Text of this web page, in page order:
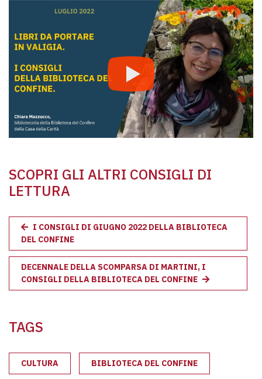
SCOPRI GLI ALTRI CONSIGLI DI
LETTURA
I CONSIGLI DI GIUGNO 2022 DELLA BIBLIOTECA
DEL CONFINE
DECENNALE DELLA SCOMPARSA DI MARTINI, I
CONSIGLI DELLA BIBLIOTECA DEL CONFINE
TAGS
CULTURA BIBLIOTECA DEL CONFINE